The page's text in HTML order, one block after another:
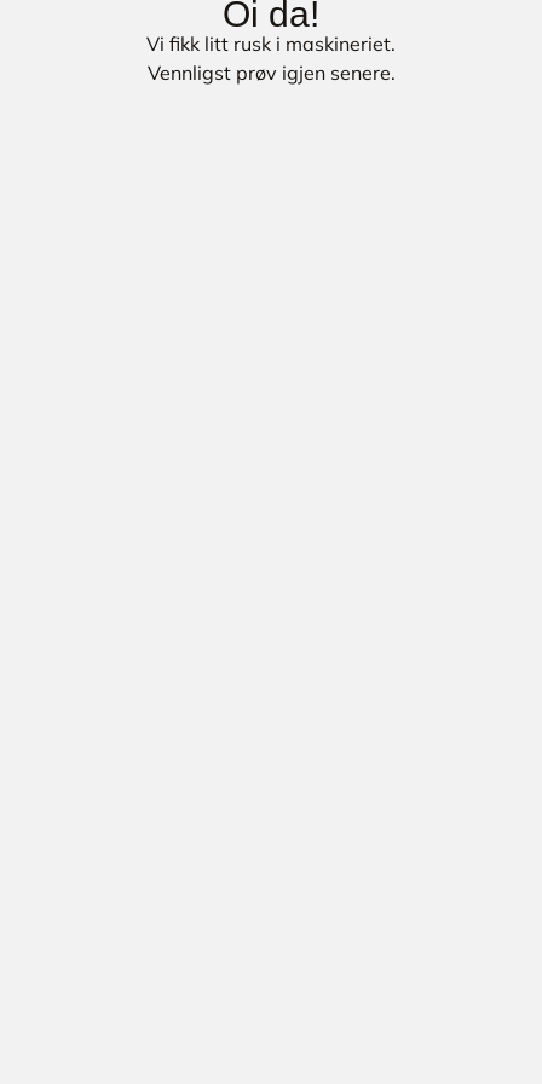
Oi da!
Vi fikk litt rusk i maskineriet.
Vennligst prøv igjen senere.